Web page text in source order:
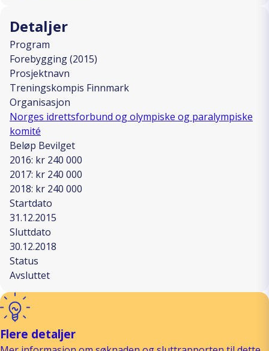
Detaljer
Program
Forebygging (2015)
Prosjektnavn
Treningskompis Finnmark
Organisasjon
Norges idrettsforbund og olympiske og paralympiske
komité
Beløp Bevilget
2016: kr 240 000
2017: kr 240 000
2018: kr 240 000
Startdato
31.12.2015
Sluttdato
30.12.2018
Status
Avsluttet
Flere detaljer